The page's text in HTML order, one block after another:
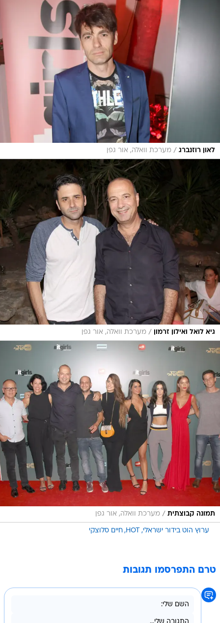
לאון רוזנברג / מערכת וואלה, אור גפן
גיא לואל ואילון זרמון / מערכת וואלה, אור גפן
תמונה קבוצתית / מערכת וואלה, אור גפן
ערוץ הוט בידור ישראלי HOT חיים סלוצקי
טרם התפרסמו תגובות